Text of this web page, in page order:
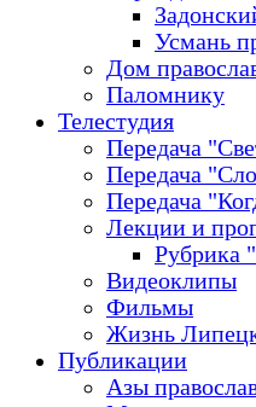
Усмань
Дом
Паломнику
Телестудия
Передача
Передача
Передача
Лекции и
Рубрика
Видеоклипы
Фильмы
Жизнь
Публикации
Азы